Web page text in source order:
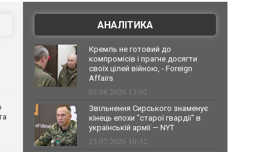
АНАЛІТИКА
Кремль не готовий до
компромісів і прагне досягти
своїх цілей війною, - Foreign
Affairs
03.08.2026 13:02
Звільнення Сирського знаменує
кінець епохи "старої гвардії" в
українській армії — NYT
23.07.2026 10:32